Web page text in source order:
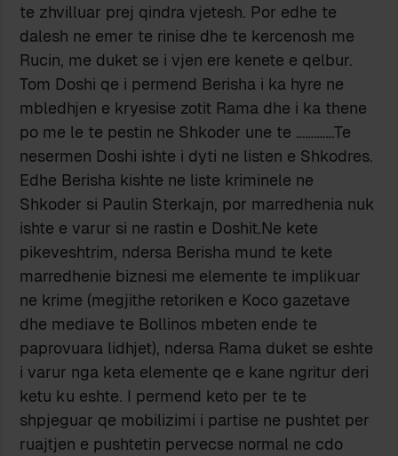
te zhvilluar prej qindra vjetesh. Por edhe te
dalesh ne emer te rinise dhe te kercenosh me
Rucin, me duket se i vjen ere kenete e qelbur.
Tom Doshi qe i permend Berisha i ka hyre ne
mbledhjen e kryesise zotit Rama dhe i ka thene
po me le te pestin ne Shkoder une te ………….Te
nesermen Doshi ishte i dyti ne listen e Shkodres.
Edhe Berisha kishte ne liste kriminele ne
Shkoder si Paulin Sterkajn, por marredhenia nuk
ishte e varur si ne rastin e Doshit.Ne kete
pikeveshtrim, ndersa Berisha mund te kete
marredhenie biznesi me elemente te implikuar
ne krime (megjithe retoriken e Koco gazetave
dhe mediave te Bollinos mbeten ende te
paprovuara lidhjet), ndersa Rama duket se eshte
i varur nga keta elemente qe e kane ngritur deri
ketu ku eshte. I permend keto per te te
shpjeguar qe mobilizimi i partise ne pushtet per
ruajtjen e pushtetin pervecse normal ne cdo